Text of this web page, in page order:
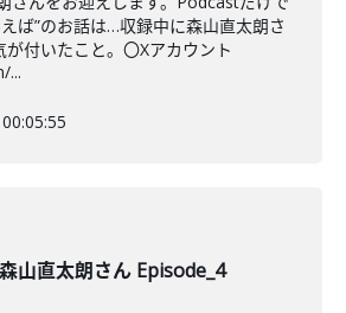
ば”のお話は…収録中に森山直太朗さ
が付いたこと。〇Xアカウント
...
00:05:55
森山直太朗さん Episode_4